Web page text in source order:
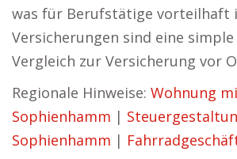
was für Berufstätige vorteilhaft
Versicherungen sind eine
Vergleich zur Versicherung vor
Regionale Hinweise: Wohnung
Sophienhamm |
Sophienhamm |